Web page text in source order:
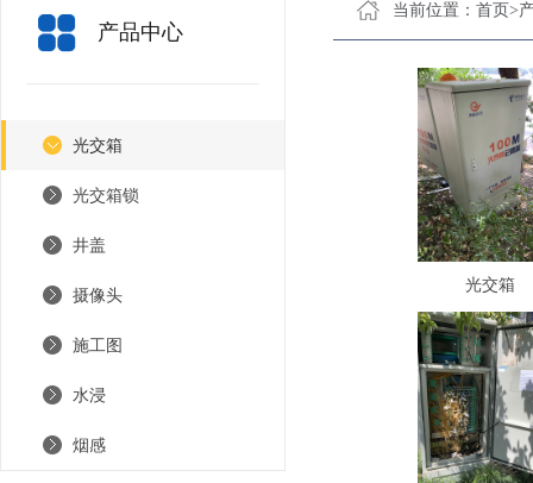
产品中心
光交箱
光交箱锁
井盖
摄像头
施工图
水浸
烟感
当前位置： 首页>
光交箱